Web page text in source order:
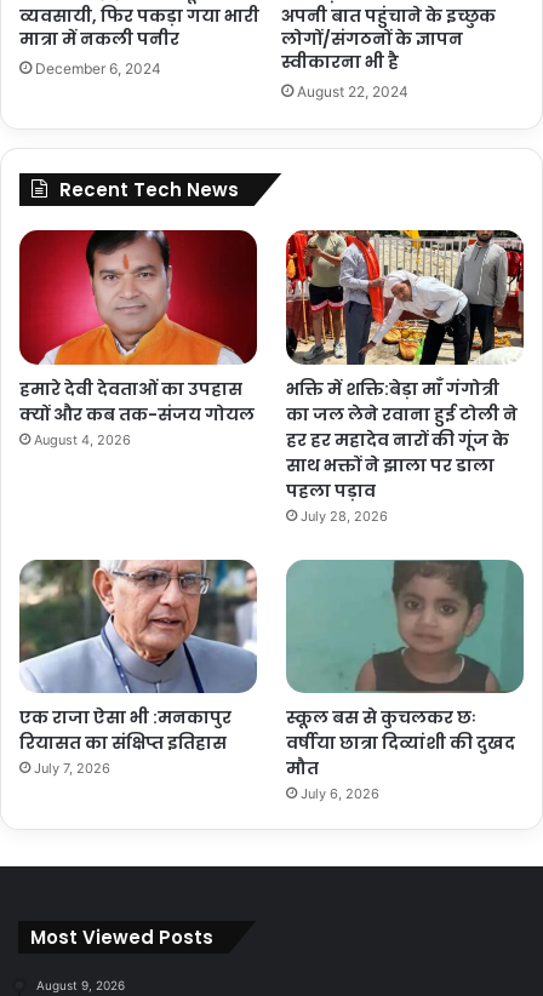
व्यवसायी, फिर पकड़ा गया भारी
मात्रा में नकली पनीर
December 6, 2024
अपनी बात पहुंचाने के इच्छुक
लोगों/संगठनों के ज्ञापन
स्वीकारना भी है
August 22, 2024
Recent Tech News
हमारे देवी देवताओं का उपहास
क्यों और कब तक-संजय गोयल
August 4, 2026
भक्ति में शक्ति:बेड़ा माँ गंगोत्री
का जल लेने रवाना हुई टोली ने
हर हर महादेव नारों की गूंज के
साथ भक्तों ने झाला पर डाला
पहला पड़ाव
July 28, 2026
एक राजा ऐसा भी :मनकापुर
रियासत का संक्षिप्त इतिहास
July 7, 2026
स्कूल बस से कुचलकर छः
वर्षीया छात्रा दिव्यांशी की दुखद
मौत
July 6, 2026
Most Viewed Posts
August 9, 2026